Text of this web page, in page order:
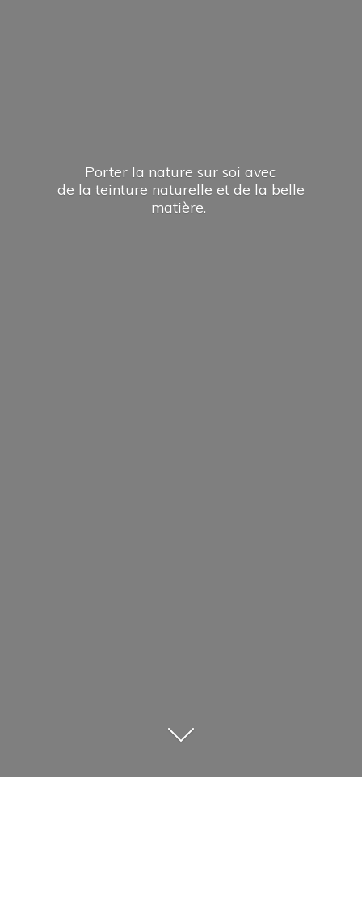
Porter la nature sur soi avec
de la teinture naturelle et de la belle
matière.